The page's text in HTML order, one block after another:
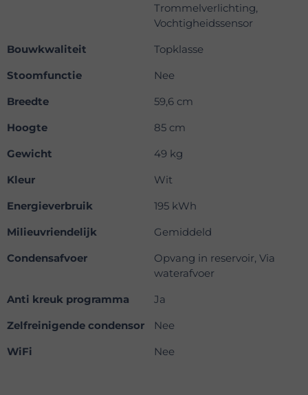
Trommelverlichting,
Vochtigheidssensor
Bouwkwaliteit
Topklasse
Stoomfunctie
Nee
Breedte
59,6 cm
Hoogte
85 cm
Gewicht
49 kg
Kleur
Wit
Energieverbruik
195 kWh
Milieuvriendelijk
Gemiddeld
Condensafvoer
Opvang in reservoir, Via
waterafvoer
Anti kreuk programma
Ja
Zelfreinigende condensor
Nee
WiFi
Nee